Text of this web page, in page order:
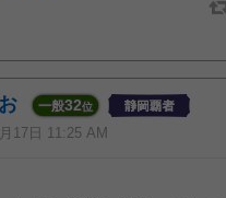
一般32位
17日 11:25 AM